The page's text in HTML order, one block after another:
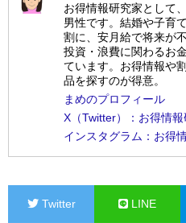
お得情報研究家として
男性です。結婚や子育
割に、安月給で将来が
投資・浪費に関わるお
ています。お得情報や
品を探すのが得意。
まめのプロフィール
X（Twitter）：お得情
インスタグラム：お得
Twitter LINE